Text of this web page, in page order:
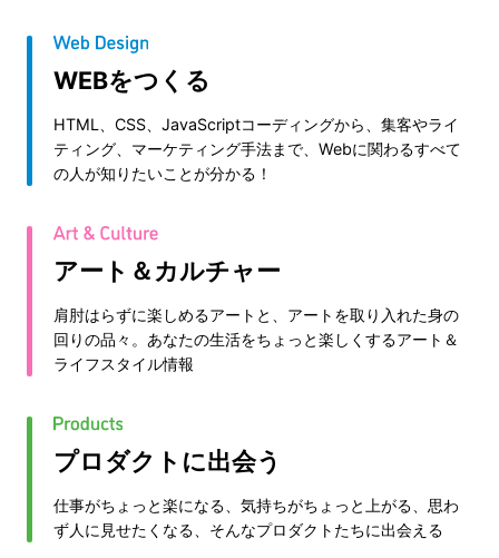
WEBをつくる
HTML、CSS、JavaScriptコーディングから、集客やライ
ティング、マーケティング手法まで、Webに関わるすべて
の人が知りたいことが分かる！
アート＆カルチャー
肩肘はらずに楽しめるアートと、アートを取り入れた身の
回りの品々。あなたの生活をちょっと楽しくするアート＆
ライフスタイル情報
プロダクトに出会う
仕事がちょっと楽になる、気持ちがちょっと上がる、思わ
ず人に見せたくなる、そんなプロダクトたちに出会える